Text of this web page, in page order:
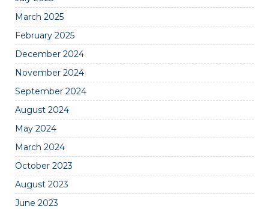
March 2025
February 2025
December 2024
November 2024
September 2024
August 2024
May 2024
March 2024
October 2023
August 2023
June 2023